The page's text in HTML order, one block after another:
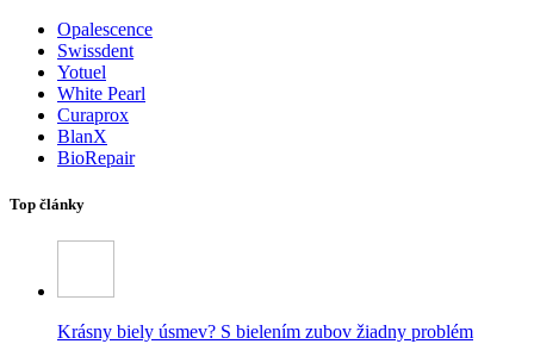
Opalescence
Swissdent
Yotuel
White Pearl
Curaprox
BlanX
BioRepair
Top články
Krásny biely úsmev? S bielením zubov žiadny problém